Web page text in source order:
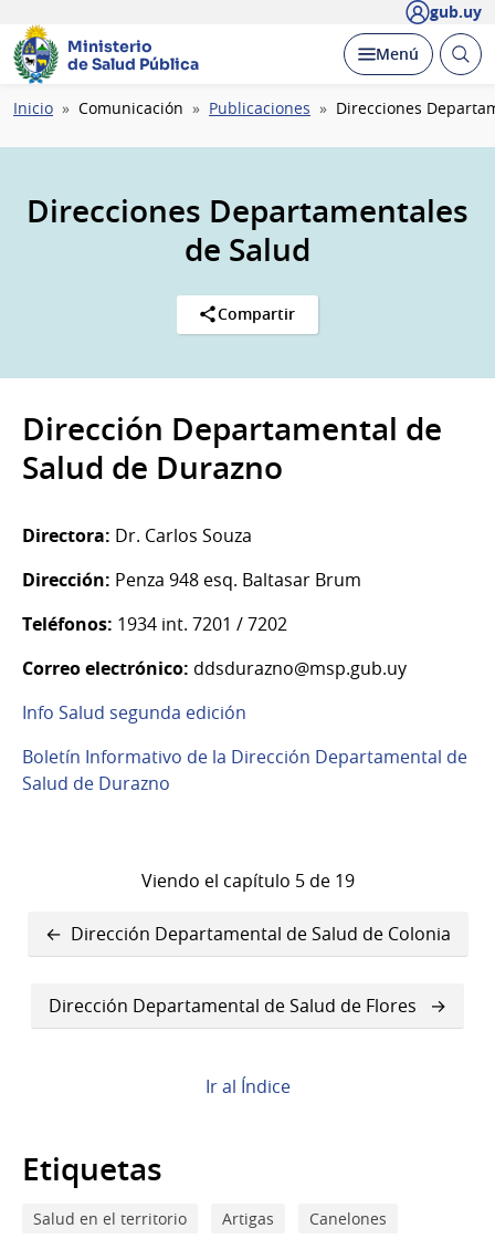
gub.uy
Ministerio
de Salud Pública
Desplegar
Menú Abrir
Ruta
navegación
Inicio Comunicación Publicaciones Direcciones
Direcciones Departamentales
de Salud
Compartir
Dirección Departamental de
Salud de Durazno
Directora: Dr. Carlos Souza
Dirección: Penza 948 esq. Baltasar Brum
Teléfonos: 1934 int. 7201 / 7202
Correo electrónico: ddsdurazno@msp.gub.uy
Info Salud segunda edición
Boletín Informativo de la Dirección Departamental de
Salud de Durazno
Viendo el capítulo 5 de 19
Enlaces
transversales
de
Departamental
de
Dirección Departamental de Salud de Colonia
Dirección Departamental de Salud de Flores
Ir al Índice
Etiquetas
Salud en el territorio Artigas
Canelones